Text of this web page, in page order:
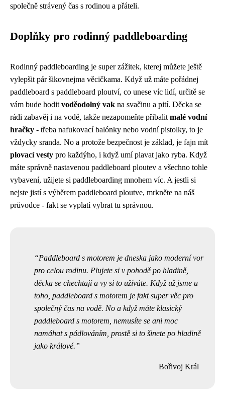
společně strávený čas s rodinou a přáteli.
Doplňky pro rodinný paddleboarding
Rodinný paddleboarding je super zážitek, kterej můžete ještě
vylepšit pár šikovnejma věcičkama. Když už máte pořádnej
paddleboard s paddleboard ploutví, co unese víc lidí, určitě se
vám bude hodit voděodolný vak na svačinu a pití. Děcka se
rádi zabavěj i na vodě, takže nezapomeňte přibalit malé vodní
hračky - třeba nafukovací balónky nebo vodní pistolky, to je
vždycky sranda. No a protože bezpečnost je základ, je fajn mít
plovací vesty pro každýho, i když umí plavat jako ryba. Když
máte správně nastavenou paddleboard ploutev a všechno tohle
vybavení, užijete si paddleboarding mnohem víc. A jestli si
nejste jistí s výběrem paddleboard ploutve, mrkněte na náš
průvodce - fakt se vyplatí vybrat tu správnou.
Paddleboard s motorem je dneska jako moderní vor
pro celou rodinu. Plujete si v pohodě po hladině,
děcka se chechtají a vy si to užíváte. Když už jsme u
toho, paddleboard s motorem je fakt super věc pro
společný čas na vodě. No a když máte klasický
paddleboard s motorem, nemusíte se ani moc
namáhat s pádlováním, prostě si to šinete po hladině
jako králové.
Bořivoj Král